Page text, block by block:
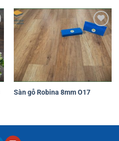
Yêu
thích
Sàn gỗ Robina 8mm O17